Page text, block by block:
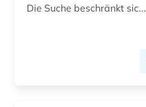
Die Suche beschränkt sic...